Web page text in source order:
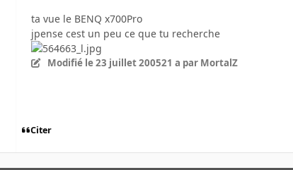
ta vue le BENQ x700Pro
jpense cest un peu ce que tu recherche
Modifié le 23 juillet 200521 a par MortalZ
Citer